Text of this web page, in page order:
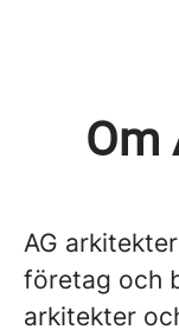
Om
AG
företag och
arkitekter